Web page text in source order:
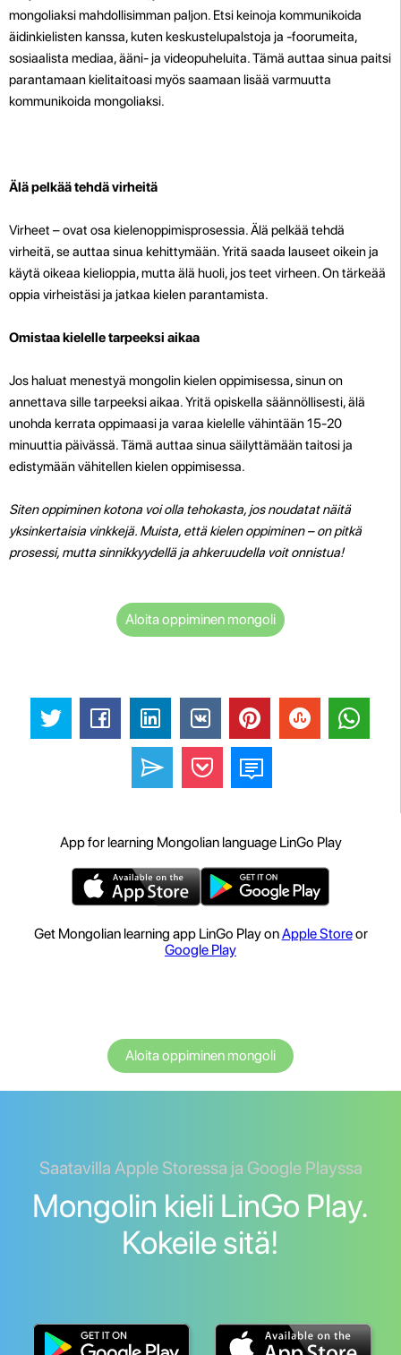
mongoliaksi mahdollisimman paljon. Etsi keinoja kommunikoida
äidinkielisten kanssa, kuten keskustelupalstoja ja -foorumeita,
sosiaalista mediaa, ääni- ja videopuheluita. Tämä auttaa sinua paitsi
parantamaan kielitaitoasi myös saamaan lisää varmuutta
kommunikoida mongoliaksi.
Älä pelkää tehdä virheitä
Virheet – ovat osa kielenoppimisprosessia. Älä pelkää tehdä
virheitä, se auttaa sinua kehittymään. Yritä saada lauseet oikein ja
käytä oikeaa kielioppia, mutta älä huoli, jos teet virheen. On tärkeää
oppia virheistäsi ja jatkaa kielen parantamista.
Omistaa kielelle tarpeeksi aikaa
Jos haluat menestyä mongolin kielen oppimisessa, sinun on
annettava sille tarpeeksi aikaa. Yritä opiskella säännöllisesti, älä
unohda kerrata oppimaasi ja varaa kielelle vähintään 15-20
minuuttia päivässä. Tämä auttaa sinua säilyttämään taitosi ja
edistymään vähitellen kielen oppimisessa.
Siten oppiminen kotona voi olla tehokasta, jos noudatat näitä
yksinkertaisia vinkkejä. Muista, että kielen oppiminen – on pitkä
prosessi, mutta sinnikkyydellä ja ahkeruudella voit onnistua!
Aloita oppiminen mongoli
App for learning Mongolian language LinGo Play
Get Mongolian learning app LinGo Play onApple Storeor
Google Play
Aloita oppiminen mongoli
Saatavilla Apple Storessa ja Google Playssa
Mongolin kieli LinGo Play.
Kokeile sitä!